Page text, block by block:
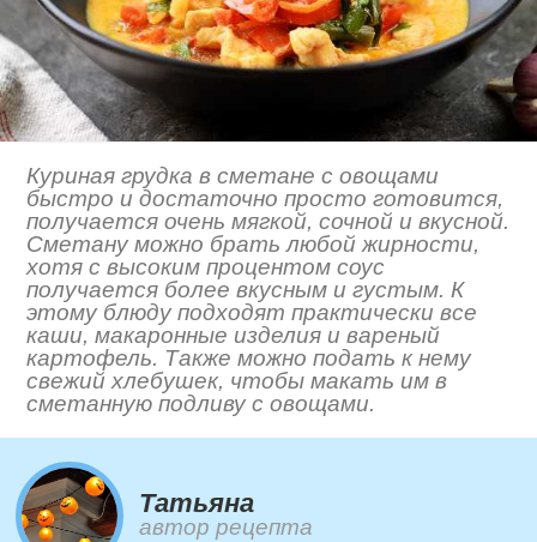
Куриная грудка в сметане с овощами
быстро и достаточно просто готовится,
получается очень мягкой, сочной и вкусной.
Сметану можно брать любой жирности,
хотя с высоким процентом соус
получается более вкусным и густым. К
этому блюду подходят практически все
каши, макаронные изделия и вареный
картофель. Также можно подать к нему
свежий хлебушек, чтобы макать им в
сметанную подливу с овощами.
Татьяна
автор рецепта